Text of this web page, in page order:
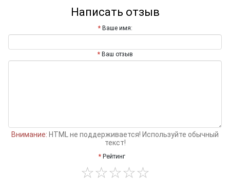
Написать отзыв
Ваше имя:
Ваш отзыв
Внимание: HTML не поддерживается! Используйте обычный
текст!
Рейтинг